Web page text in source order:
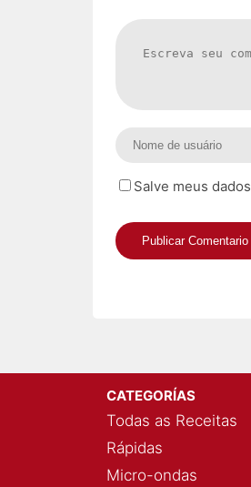
Salve meus
CATEGORÍAS
Todas as Receitas
Rápidas
Micro-ondas